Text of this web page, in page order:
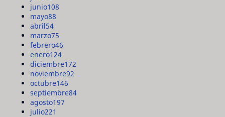
junio108
mayo88
abril54
marzo75
febrero46
enero124
diciembre172
noviembre92
octubre146
septiembre84
agosto197
julio221